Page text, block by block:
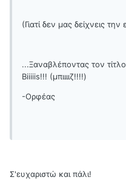
(Γιατί δεν μας δείχνεις την
...Ξαναβλέποντας τον
Biiiiis!!! (μπιιιιζ!!!!)
-Ορφέας
Σ'ευχαριστώ και πάλι!